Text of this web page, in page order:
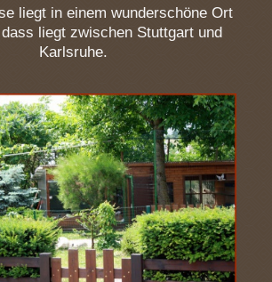
liegt in einem wunderschöne Ort
dass liegt zwischen Stuttgart und
Karlsruhe.